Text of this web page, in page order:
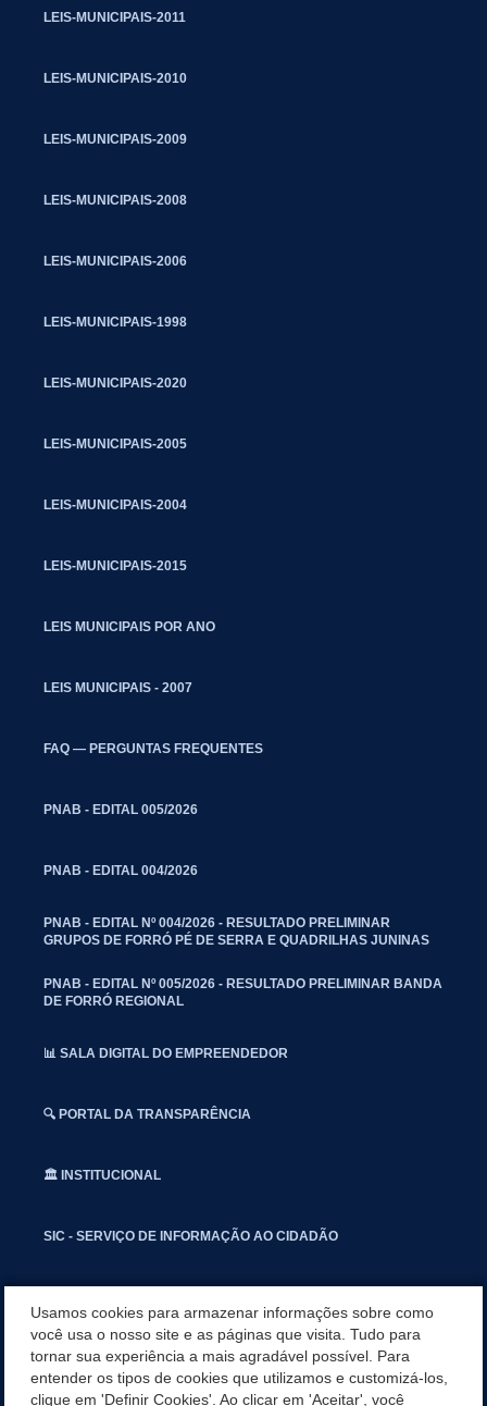
LEIS-MUNICIPAIS-2011
LEIS-MUNICIPAIS-2010
LEIS-MUNICIPAIS-2009
LEIS-MUNICIPAIS-2008
LEIS-MUNICIPAIS-2006
LEIS-MUNICIPAIS-1998
LEIS-MUNICIPAIS-2020
LEIS-MUNICIPAIS-2005
LEIS-MUNICIPAIS-2004
LEIS-MUNICIPAIS-2015
LEIS MUNICIPAIS POR ANO
LEIS MUNICIPAIS - 2007
FAQ — PERGUNTAS FREQUENTES
PNAB - EDITAL 005/2026
PNAB - EDITAL 004/2026
PNAB - EDITAL Nº 004/2026 - RESULTADO PRELIMINAR
GRUPOS DE FORRÓ PÉ DE SERRA E QUADRILHAS JUNINAS
PNAB - EDITAL Nº 005/2026 - RESULTADO PRELIMINAR BANDA
DE FORRÓ REGIONAL
📊 SALA DIGITAL DO EMPREENDEDOR
🔍 PORTAL DA TRANSPARÊNCIA
🏛️ INSTITUCIONAL
SIC - SERVIÇO DE INFORMAÇÃO AO CIDADÃO
INSTAGRAN
Usamos cookies para armazenar informações sobre como
você usa o nosso site e as páginas que visita. Tudo para
tornar sua experiência a mais agradável possível. Para
entender os tipos de cookies que utilizamos e customizá-los,
clique em 'Definir Cookies'. Ao clicar em 'Aceitar', você